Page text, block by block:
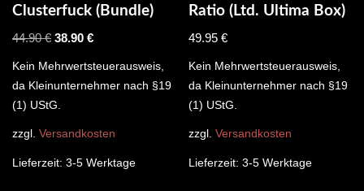
Clusterfuck (Bundle)
44.90€ 38.90 €
Kein Mehrwertsteuerausweis,
da Kleinunternehmer nach §19
(1) UStG.
zzgl. Versandkosten
Lieferzeit: 3-5 Werktage
Ratio (Ltd. Ultima Box)
49.95€
Kein Mehrwertsteuerausweis,
da Kleinunternehmer nach §19
(1) UStG.
zzgl.Versandkosten
Lieferzeit:3-5 Werktage